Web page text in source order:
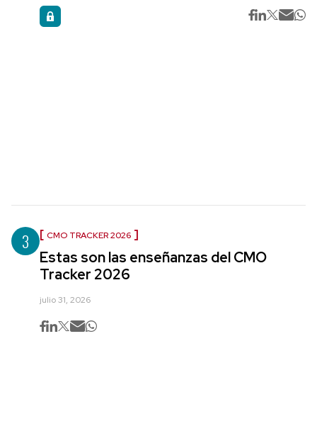
3 CMO TRACKER 2026
Estas son las enseñanzas del CMO
Tracker 2026
julio 31, 2026